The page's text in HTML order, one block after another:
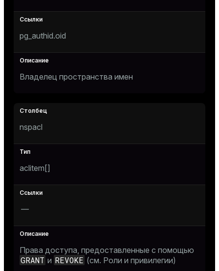
pg_authid.oid
Владелец пространства имен
nspacl
aclitem[]
—
Права доступа, предоставленные с помощью
GRANT и REVOKE (см. Роли и привилегии)